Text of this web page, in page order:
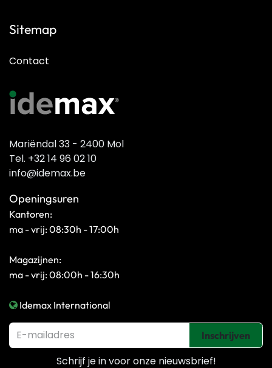
Sitemap
Contact
Mariëndal 33 - 2400 Mol
Tel. +32 14 96 02 10
info@idemax.be
Openingsuren
Kantoren:
ma - vrij: 08:30h - 17:00h
Magazijnen:
ma - vrij: 08:00h - 16:30h
Idemax International
Inschrijven
Schrijf je in voor onze nieuwsbrief!